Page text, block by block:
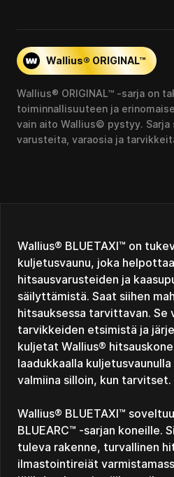
Wallius® ORIGINAL™
Wallius® ORIGINAL™ -sarja on
toiminnallisuuteen ja
vain aito Wallius© pystyy. Sarja
varusteita, varaosia ja
Wallius® BLUETAXI™ on
kuljetusvaunu, joka
hitsausvarusteiden ja
säilyttämistä. Saat siihen
hitsauksessa tarvittavan. Se
tarvikkeiden etsimistä ja
kuljetat Wallius®
laadukkaalla
valmiina silloin, kun tarvitset.
Wallius® BLUETAXI™
BLUEARC™ -sarjan koneille.
tuleva rakenne, turvallinen
ilmastointireiät